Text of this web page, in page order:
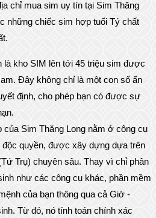
chỉ mua sim uy tín tại Sim Thăng
những chiếc sim hợp tuổi Tý chất
là kho SIM lên tới 45 triệu sim được
Đây không chỉ là một con số ấn
định, cho phép bạn có được sự
của Sim Thăng Long nằm ở công cụ
độc quyền, được xây dựng dựa trên
Trụ) chuyên sâu. Thay vì chỉ phân
như các công cụ khác, phần mềm
của bạn thông qua cả Giờ -
Từ đó, nó tính toán chính xác